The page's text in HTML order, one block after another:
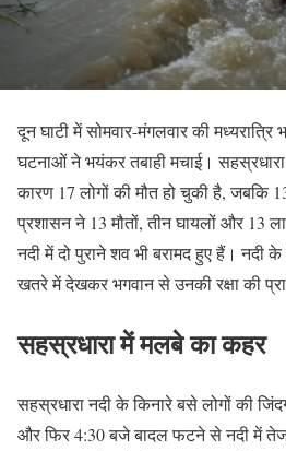
दून घाटी में सोमवार-मंगलवार की
घटनाओं ने भयंकर तबाही मचाई।
कारण 17 लोगों की मौत हो चुकी है, जबकि
प्रशासन ने 13 मौतों, तीन घायलों और 13
नदी में दो पुराने शव भी बरामद हुए हैं। नदी
खतरे में देखकर भगवान से उनकी रक्षा की
सहस्रधारा में मलबे का कहर
सहस्रधारा नदी के किनारे बसे लोगों की
और फिर 4:30 बजे बादल फटने से नदी में